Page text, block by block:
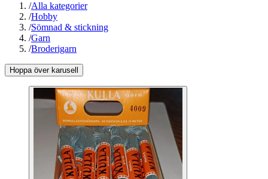
/Alla kategorier
/Hobby
/Sömnad & stickning
/Garn
/Broderigarn
Hoppa över karusell